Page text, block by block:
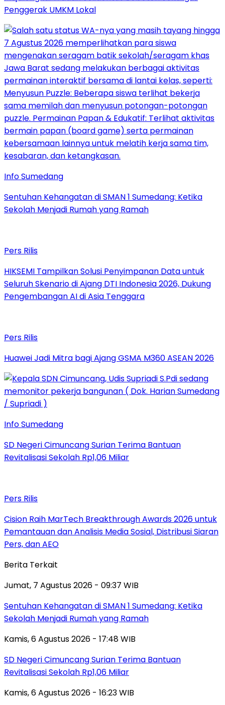
Penggerak UMKM Lokal
Info Sumedang
Sentuhan Kehangatan di SMAN 1 Sumedang: Ketika
Sekolah Menjadi Rumah yang Ramah
Pers Rilis
HIKSEMI Tampilkan Solusi Penyimpanan Data untuk
Seluruh Skenario di Ajang DTI Indonesia 2026, Dukung
Pengembangan AI di Asia Tenggara
Pers Rilis
Huawei Jadi Mitra bagi Ajang GSMA M360 ASEAN 2026
Info Sumedang
SD Negeri Cimuncang Surian Terima Bantuan
Revitalisasi Sekolah Rp1,06 Miliar
Pers Rilis
Cision Raih MarTech Breakthrough Awards 2026 untuk
Pemantauan dan Analisis Media Sosial, Distribusi Siaran
Pers, dan AEO
Berita Terkait
Jumat, 7 Agustus 2026 - 09:37 WIB
Sentuhan Kehangatan di SMAN 1 Sumedang: Ketika
Sekolah Menjadi Rumah yang Ramah
Kamis, 6 Agustus 2026 - 17:48 WIB
SD Negeri Cimuncang Surian Terima Bantuan
Revitalisasi Sekolah Rp1,06 Miliar
Kamis, 6 Agustus 2026 - 16:23 WIB